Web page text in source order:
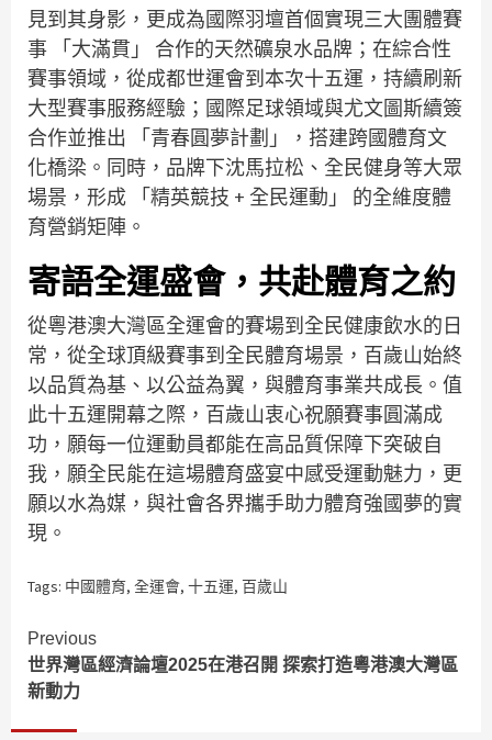
見到其身影，更成為國際羽壇首個實現三大團體賽
事 「大滿貫」 合作的天然礦泉水品牌；在綜合性
賽事領域，從成都世運會到本次十五運，持續刷新
大型賽事服務經驗；國際足球領域與尤文圖斯續簽
合作並推出 「青春圓夢計劃」，搭建跨國體育文
化橋梁。同時，品牌下沈馬拉松、全民健身等大眾
場景，形成 「精英競技 + 全民運動」 的全維度體
育營銷矩陣。
寄語全運盛會，共赴體育之約
從粵港澳大灣區全運會的賽場到全民健康飲水的日
常，從全球頂級賽事到全民體育場景，百歲山始終
以品質為基、以公益為翼，與體育事業共成長。值
此十五運開幕之際，百歲山衷心祝願賽事圓滿成
功，願每一位運動員都能在高品質保障下突破自
我，願全民能在這場體育盛宴中感受運動魅力，更
願以水為媒，與社會各界攜手助力體育強國夢的實
現。
Tags: 中國體育, 全運會, 十五運, 百歲山
Continue
Reading
Previous
世界灣區經濟論壇2025在港召開 探索打造粵港澳大灣區
新動力